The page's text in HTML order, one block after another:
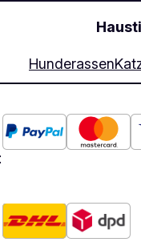
Hunderassen